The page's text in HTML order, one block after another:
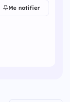
Me notifier